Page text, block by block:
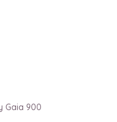
Gaia 900